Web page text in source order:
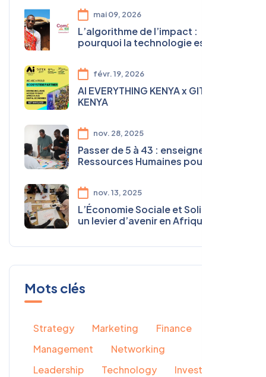
Agenda
mai 09, 2026
L’algorithme de l’impact :
pourquoi la technologie est
transformer l’ESS en Afrique
févr. 19, 2026
AI EVERYTHING KENYA x GITEX
KENYA
nov. 28, 2025
Passer de 5 à 43 : enseignements
Ressources Humaines pour les
nov. 13, 2025
L’Économie Sociale et Solidaire :
un levier d’avenir en Afrique du
Mots clés
Strategy Marketing
Finance
Management
Networking
Leadership
Technology
Investment